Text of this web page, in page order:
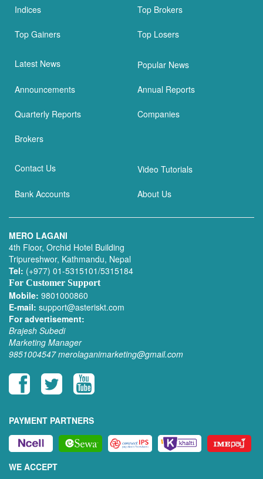
Indices Top Brokers
Top Gainers Top Losers
Latest News Popular News
Announcements Annual Reports
Quarterly Reports Companies
Brokers
Contact Us Video Tutorials
Bank Accounts About Us
MERO LAGANI
4th Floor, Orchid Hotel Building
Tripureshwor, Kathmandu, Nepal
Tel: (+977) 01-5315101/5315184
For Customer Support
Mobile: 9801000860
E-mail: support@asteriskt.com
For advertisement:
Brajesh Subedi
Marketing Manager
9851004547 merolaganimarketing@gmail.com
PAYMENT PARTNERS
WE ACCEPT